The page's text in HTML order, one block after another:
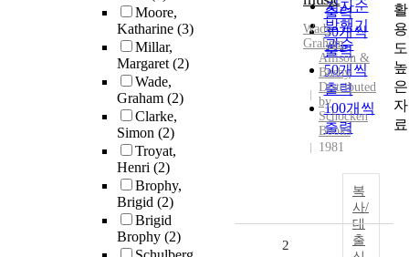
Moore,
Katharine (3)
Millar,
Margaret(2)
Wade,
Graham (2)
Clarke,
Simon (2)
Troyat,
Henri (2)
Brophy,
Brigid (2)
Brigid
Brophy (2)
저자순
발행기
관순
출력
30개씩
출력
50개씩
출력
100개씩
출력
Wade,
Graham
Allison &
Busby
Distributed
by
Schocken
Books
1981
복
사/
대
출
2
활
용
도
높
은
자
료